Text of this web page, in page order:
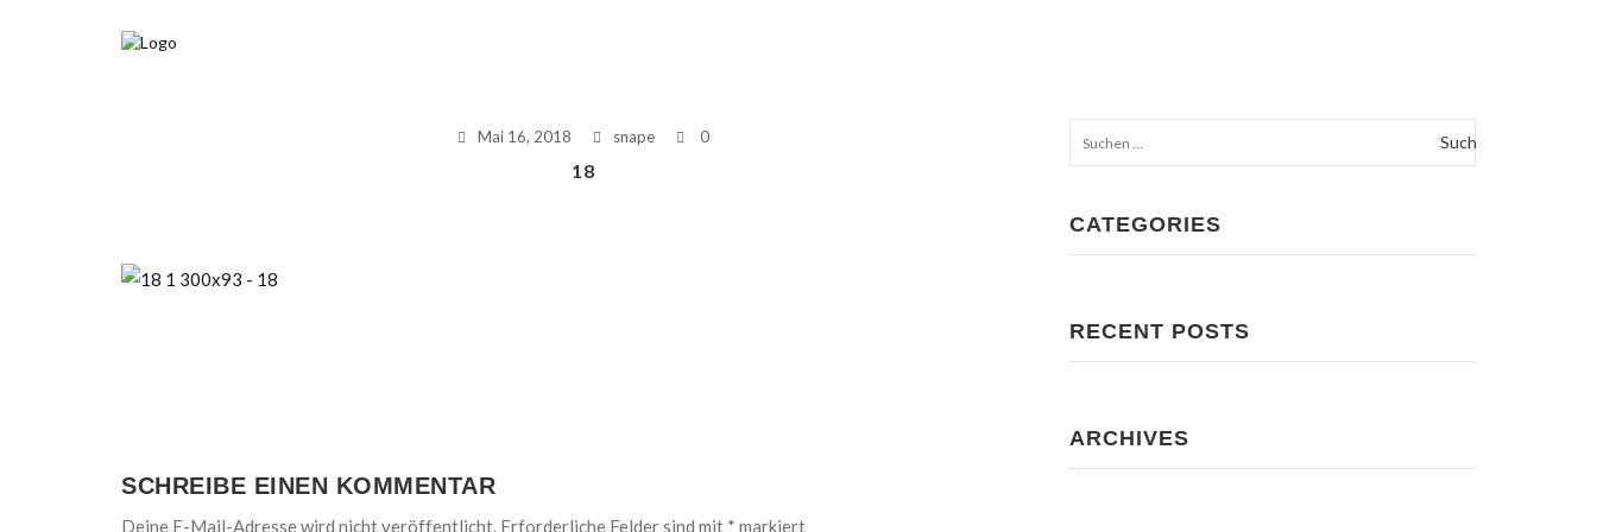
Mai 16, 2018 snape 0
18
SCHREIBE EINEN KOMMENTAR
Deine E-Mail-Adresse wird nicht veröffentlicht. Erforderliche Felder sind mit * markiert
nach:
CATEGORIES
RECENT POSTS
ARCHIVES